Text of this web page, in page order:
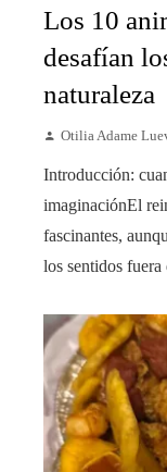
Los 10
desafían
naturaleza
Otilia Adame
Introducción:
imaginaciónEl
fascinantes,
los sentidos